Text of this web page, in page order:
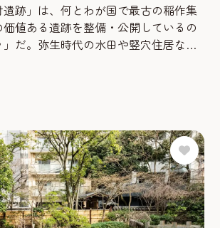
跡」は、何とわが国で最古の稲作集
値ある遺跡を整備・公開しているの
だ。弥生時代の水田や竪穴住居など
リップした気分で当時の暮らしや米
る。また、「板付遺跡弥生館」には
示。貴重な歴史遺産である板付遺跡を
、集...